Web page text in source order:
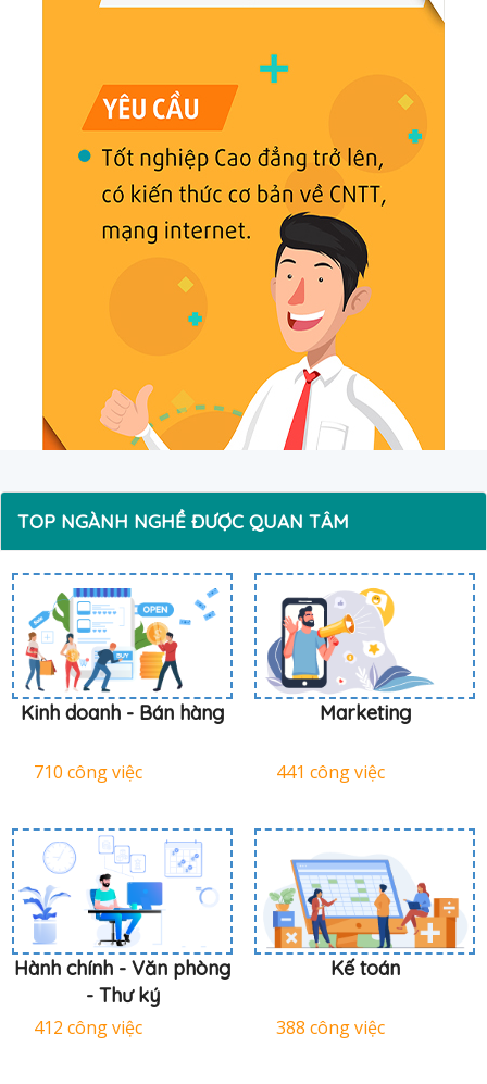
Nhân viên Marketing
Nhân viên Hành chánh – Bán hàng
Thỏa thuận
HCM
kỹ sư nông nghiệp vị trí CSKH online
CityFarm - Công Ty CP Tiếp Thị Miền Nam
Thỏa thuận HCM
TOP NGÀNH NGHỀ ĐƯỢC QUAN TÂM
Kinh doanh - Bán hàng
710 công việc
Marketing
441 công việc
Hành chính - Văn phòng
- Thư ký
412 công việc
Kế toán
388 công việc